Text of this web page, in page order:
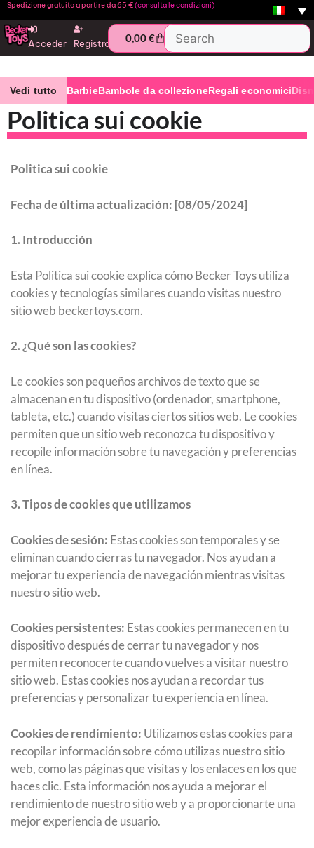
Spedizione gratuita a partire da 65 €(consulta le condizioni)
Acceder Registro 0,00€
Vedi tutto BarbieBambole da collezioneRegali economici
Politica sui cookie
Politica sui cookie
Fecha de última actualización: [08/05/2024]
1. Introducción
Esta Politica sui cookie explica cómo Becker Toys utiliza
cookies y tecnologías similares cuando visitas nuestro
sitio web beckertoys.com.
2. ¿Qué son las cookies?
Le cookies son pequeños archivos de texto que se
almacenan en tu dispositivo (ordenador, smartphone,
tableta, etc.) cuando visitas ciertos sitios web. Le cookies
permiten que un sitio web reconozca tu dispositivo y
recopile información sobre tu navegación y preferencias
en línea.
3. Tipos de cookies que utilizamos
Cookies de sesión: Estas cookies son temporales y se
eliminan cuando cierras tu navegador. Nos ayudan a
mejorar tu experiencia de navegación mientras visitas
nuestro sitio web.
Cookies persistentes: Estas cookies permanecen en tu
dispositivo después de cerrar tu navegador y nos
permiten reconocerte cuando vuelves a visitar nuestro
sitio web. Estas cookies nos ayudan a recordar tus
preferencias y personalizar tu experiencia en línea.
Cookies de rendimiento: Utilizamos estas cookies para
recopilar información sobre cómo utilizas nuestro sitio
web, como las páginas que visitas y los enlaces en los que
haces clic. Esta información nos ayuda a mejorar el
rendimiento de nuestro sitio web y a proporcionarte una
mejor experiencia de usuario.